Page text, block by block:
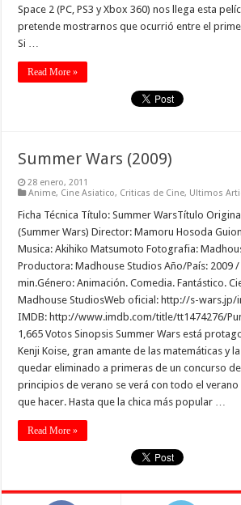
Space 2 (PC, PS3 y Xbox 360) nos llega esta
pretende mostrarnos que ocurrió entre el
Si …
Read More »
Summer Wars (2009)
28 enero, 2011
Anime, Cine Asiatico, Criticas de Cine, Ultimos
Ficha Técnica Título: Summer WarsTítulo
(Summer Wars) Director: Mamoru Hosoda
Musica: Akihiko Matsumoto Fotografia:
Productora: Madhouse Studios Año/País: 2009
min.Género: Animación. Comedia. Fantástico.
Madhouse StudiosWeb oficial: http://s-wars.jp/
IMDB: http://www.imdb.com/title/tt1474276/
1,665 Votos Sinopsis Summer Wars está
Kenji Koise, gran amante de las matemáticas y
quedar eliminado a primeras de un concurso
principios de verano se verá con todo el
que hacer. Hasta que la chica más popular …
Read More »